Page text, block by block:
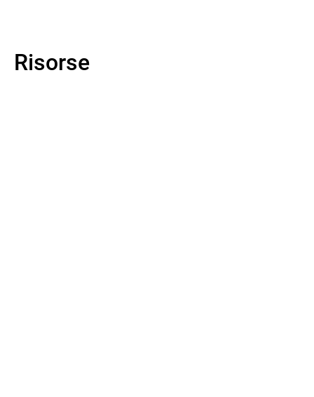
Risorse